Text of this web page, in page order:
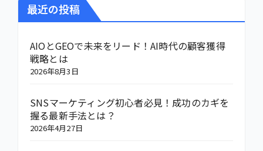
最近の投稿
AIOとGEOで未来をリード！AI時代の顧客獲得
戦略とは
2026年8月3日
SNSマーケティング初心者必見！成功のカギを
握る最新手法とは？
2026年4月27日